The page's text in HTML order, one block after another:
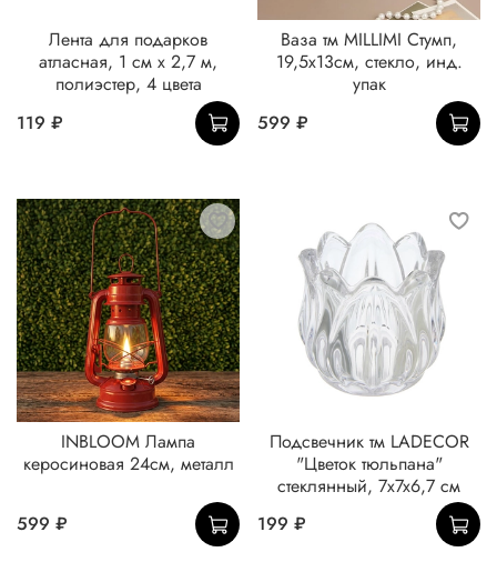
Лента для подарков
атласная, 1 см x 2,7 м,
полиэстер, 4 цвета
119 ₽
Ваза тм MILLIMI Стумп,
19,5x13см, стекло, инд.
упак
599 ₽
INBLOOM Лампа
керосиновая 24см, металл
599 ₽
Подсвечник тм LADECOR
"Цветок тюльпана"
стеклянный, 7x7x6,7 см
199 ₽